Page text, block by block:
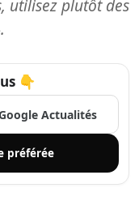
utilisez plutôt des
👇
Actualités
préférée